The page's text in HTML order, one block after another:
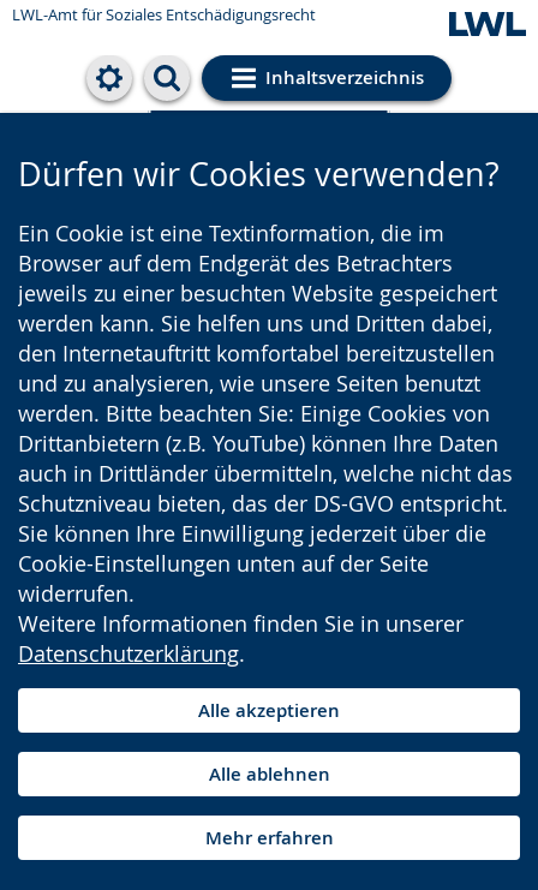
LWL-Amt für Soziales Entschädigungsrecht
Inhaltsverzeichnis
Cookie-Einstellungen
Dürfen wir Cookies verwenden?
Ein Cookie ist eine Textinformation, die im
Browser auf dem Endgerät des Betrachters
jeweils zu einer besuchten Website gespeichert
werden kann. Sie helfen uns und Dritten dabei,
den Internetauftritt komfortabel bereitzustellen
und zu analysieren, wie unsere Seiten benutzt
werden. Bitte beachten Sie: Einige Cookies von
Drittanbietern (z.B. YouTube) können Ihre Daten
auch in Drittländer übermitteln, welche nicht das
Schutzniveau bieten, das der DS-GVO entspricht.
Sie können Ihre Einwilligung jederzeit über die
Cookie-Einstellungen unten auf der Seite
widerrufen.
Weitere Informationen finden Sie in unserer
Datenschutzerklärung.
Alle akzeptieren
Alle ablehnen
Mehr erfahren